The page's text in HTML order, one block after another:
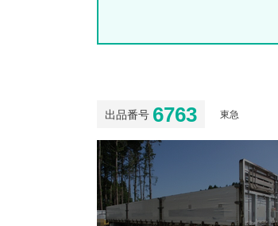
出品番号 6763 東急